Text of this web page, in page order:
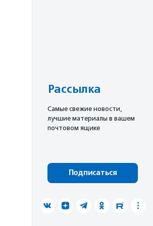
Рассылка
Cамые свежие новости,
лучшие материалы в вашем
почтовом ящике
Подписаться